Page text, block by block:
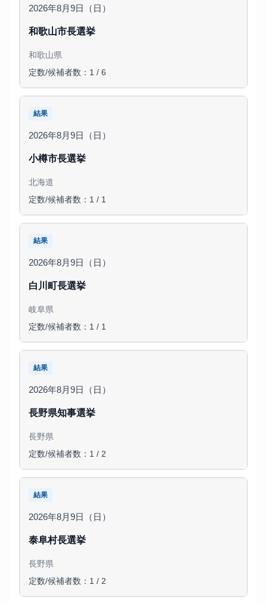
2026年8月9日（日）
和歌山市長選挙
和歌山県
定数/候補者数：1 / 6
結果
2026年8月9日（日）
小樽市長選挙
北海道
定数/候補者数：1 / 1
結果
2026年8月9日（日）
白川町長選挙
岐阜県
定数/候補者数：1 / 1
結果
2026年8月9日（日）
長野県知事選挙
長野県
定数/候補者数：1 / 2
結果
2026年8月9日（日）
泰阜村長選挙
長野県
定数/候補者数：1 / 2